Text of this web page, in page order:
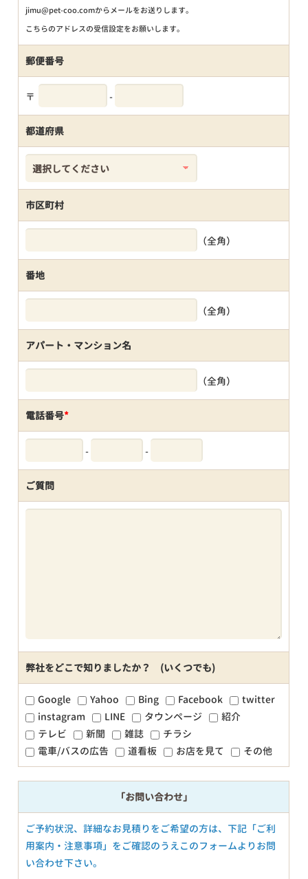
jimu@pet-coo.comからメールをお送りします。
こちらのアドレスの受信設定をお願いします。
郵便番号
〒 -
都道府県
市区町村
（全角）
番地
（全角）
アパート・マンション名
（全角）
電話番号*
- -
ご質問
弊社をどこで知りましたか？ (いくつでも)
Google Yahoo Bing Facebook
twitter
instagram
LINE タウンページ
紹介
テレビ
新聞 雑誌
チラシ
電車/バスの広告
道看板 お店を見て その他
「お問い合わせ」
ご予約状況、詳細なお見積りをご希望の方は、下記「ご利
用案内・注意事項」をご確認のうえこのフォームよりお問
い合わせ下さい。